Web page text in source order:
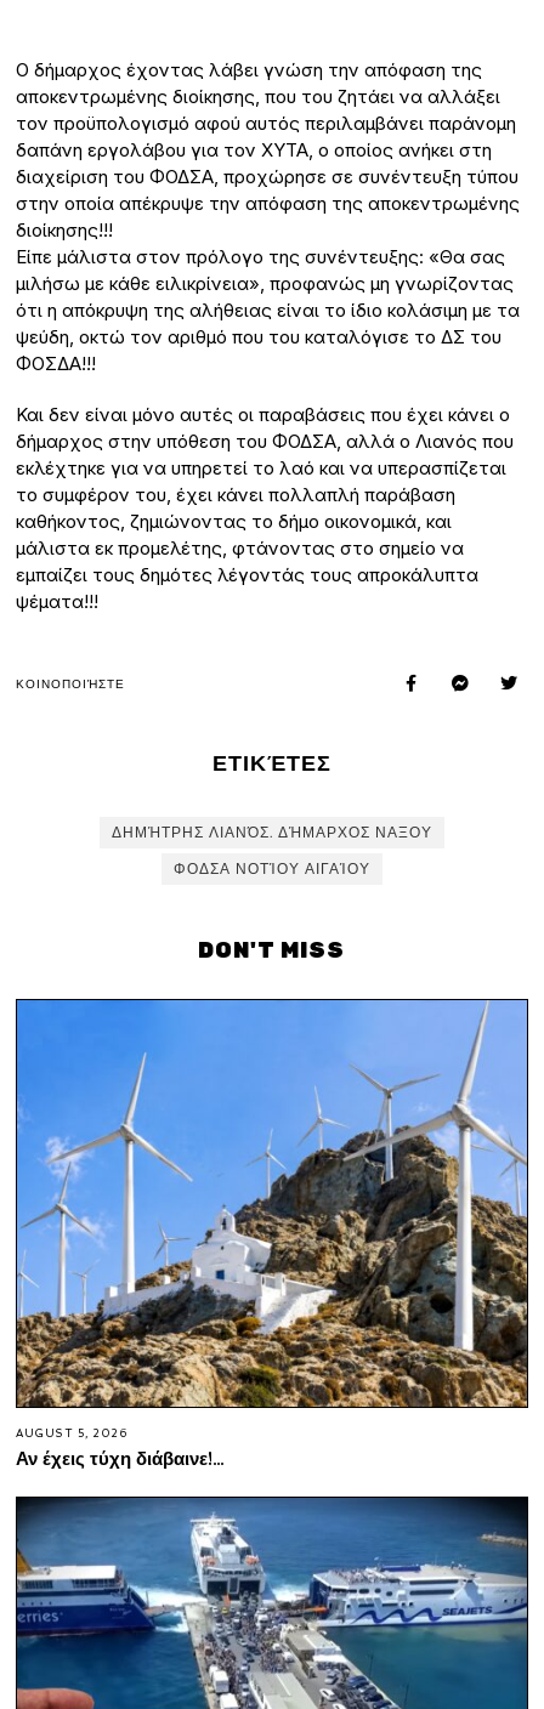
Ο δήμαρχος έχοντας λάβει γνώση την απόφαση της
αποκεντρωμένης διοίκησης, που του ζητάει να αλλάξει
τον προϋπολογισμό αφού αυτός περιλαμβάνει παράνομη
δαπάνη εργολάβου για τον ΧΥΤΑ, ο οποίος ανήκει στη
διαχείριση του ΦΟΔΣΑ, προχώρησε σε συνέντευξη τύπου
στην οποία απέκρυψε την απόφαση της αποκεντρωμένης
διοίκησης!!!
Είπε μάλιστα στον πρόλογο της συνέντευξης: «Θα σας
μιλήσω με κάθε ειλικρίνεια», προφανώς μη γνωρίζοντας
ότι η απόκρυψη της αλήθειας είναι το ίδιο κολάσιμη με τα
ψεύδη, οκτώ τον αριθμό που του καταλόγισε το ΔΣ του
ΦΟΣΔΑ!!!
Και δεν είναι μόνο αυτές οι παραβάσεις που έχει κάνει ο
δήμαρχος στην υπόθεση του ΦΟΔΣΑ, αλλά ο Λιανός που
εκλέχτηκε για να υπηρετεί το λαό και να υπερασπίζεται
το συμφέρον του, έχει κάνει πολλαπλή παράβαση
καθήκοντος, ζημιώνοντας το δήμο οικονομικά, και
μάλιστα εκ προμελέτης, φτάνοντας στο σημείο να
εμπαίζει τους δημότες λέγοντάς τους απροκάλυπτα
ψέματα!!!
ΚΟΙΝΟΠΟΙΉΣΤΕ
ΕΤΙΚΈΤΕΣ
ΔΗΜΉΤΡΗΣ ΛΙΑΝΌΣ. ΔΉΜΑΡΧΟΣ ΝΑΞΟΥ
ΦΟΔΣΑ ΝΟΤΊΟΥ ΑΙΓΑΊΟΥ
DON'T MISS
AUGUST 5, 2026
Αν έχεις τύχη διάβαινε!…